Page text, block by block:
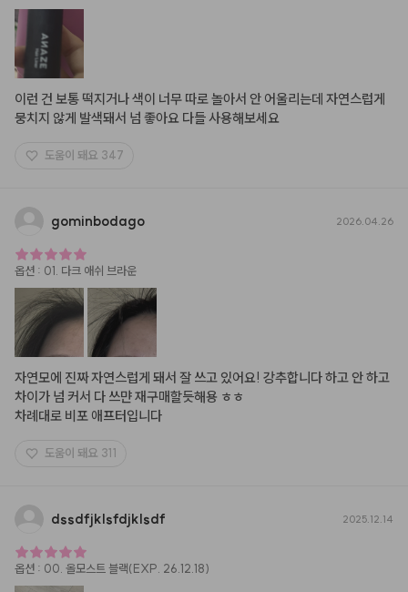
이런 건 보통 떡지거나 색이 너무 따로 놀아서 안 어울리는데 자연스럽게
뭉치지 않게 발색돼서 넘 좋아요 다들 사용해보세요
도움이 돼요 347
gominbodago 2026.04.26
옵션 : 01. 다크 애쉬 브라운
자연모에 진짜 자연스럽게 돼서 잘 쓰고 있어요! 강추합니다 하고 안 하고
차이가 넘 커서 다 쓰먄 재구매할듯해용 ㅎㅎ
차례대로 비포 애프터입니다
도움이 돼요 311
dssdfjklsfdjklsdf 2025.12.14
옵션 : 00. 올모스트 블랙(EXP. 26.12.18)